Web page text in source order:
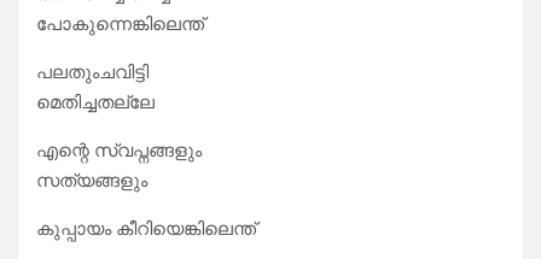
പോകുന്നെങ്കിലെന്ത്
പലതുംചവിട്ടി
മെതിച്ചതല്ലേ
എന്റെ സ്വപ്നങ്ങളും
സത്യങ്ങളും
കുപ്പായം കീറിയെങ്കിലെന്ത്